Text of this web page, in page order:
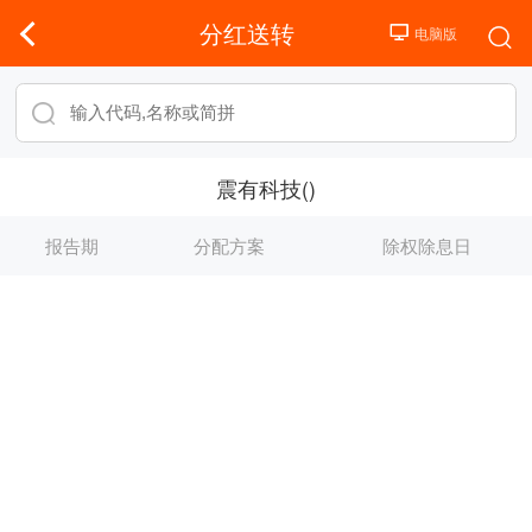
分红送转
震有科技()
报告期 分配方案 除权除息日